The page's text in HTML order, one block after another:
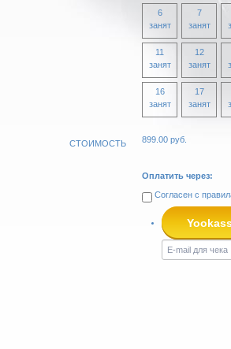
6
занят
7
занят
11
занят
12
занят
16
занят
17
занят
СТОИМОСТЬ 899.00 руб.
Оплатить через:
Согласен с